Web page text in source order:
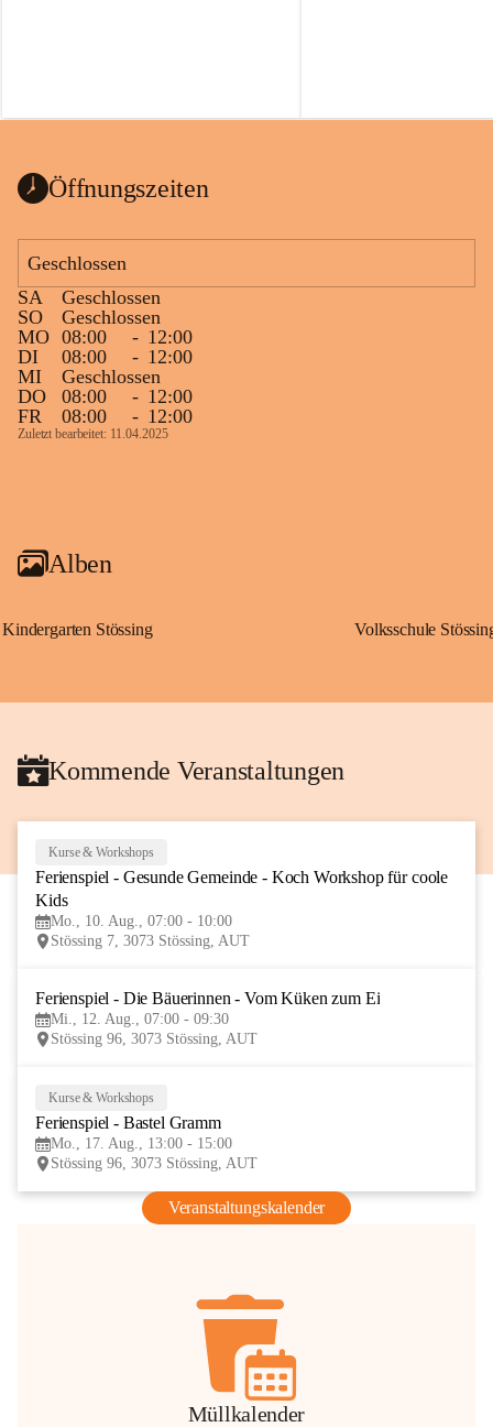
Öffnungszeiten
Geschlossen
SA
Geschlossen
SO
Geschlossen
MO 08:00 - 12:00
DI
08:00 - 12:00
MI
Geschlossen
DO
08:00 - 12:00
FR
08:00 - 12:00
Zuletzt bearbeitet: 11.04.2025
Alben
Kindergarten Stössing Volksschule
Kommende Veranstaltungen
AUG
Kurse & Workshops
Ferienspiel - Gesunde Gemeinde - Koch Workshop für coole
Kids
Mo., 10. Aug., 07:00 - 10:00
Stössing 7, 3073 Stössing, AUT
Ferienspiel - Die Bäuerinnen - Vom Küken zum Ei
Mi., 12. Aug., 07:00 - 09:30
Stössing 96, 3073 Stössing, AUT
Kurse & Workshops
Ferienspiel - Bastel Gramm
Mo., 17. Aug., 13:00 - 15:00
Stössing 96, 3073 Stössing, AUT
Veranstaltungskalender
Müllkalender